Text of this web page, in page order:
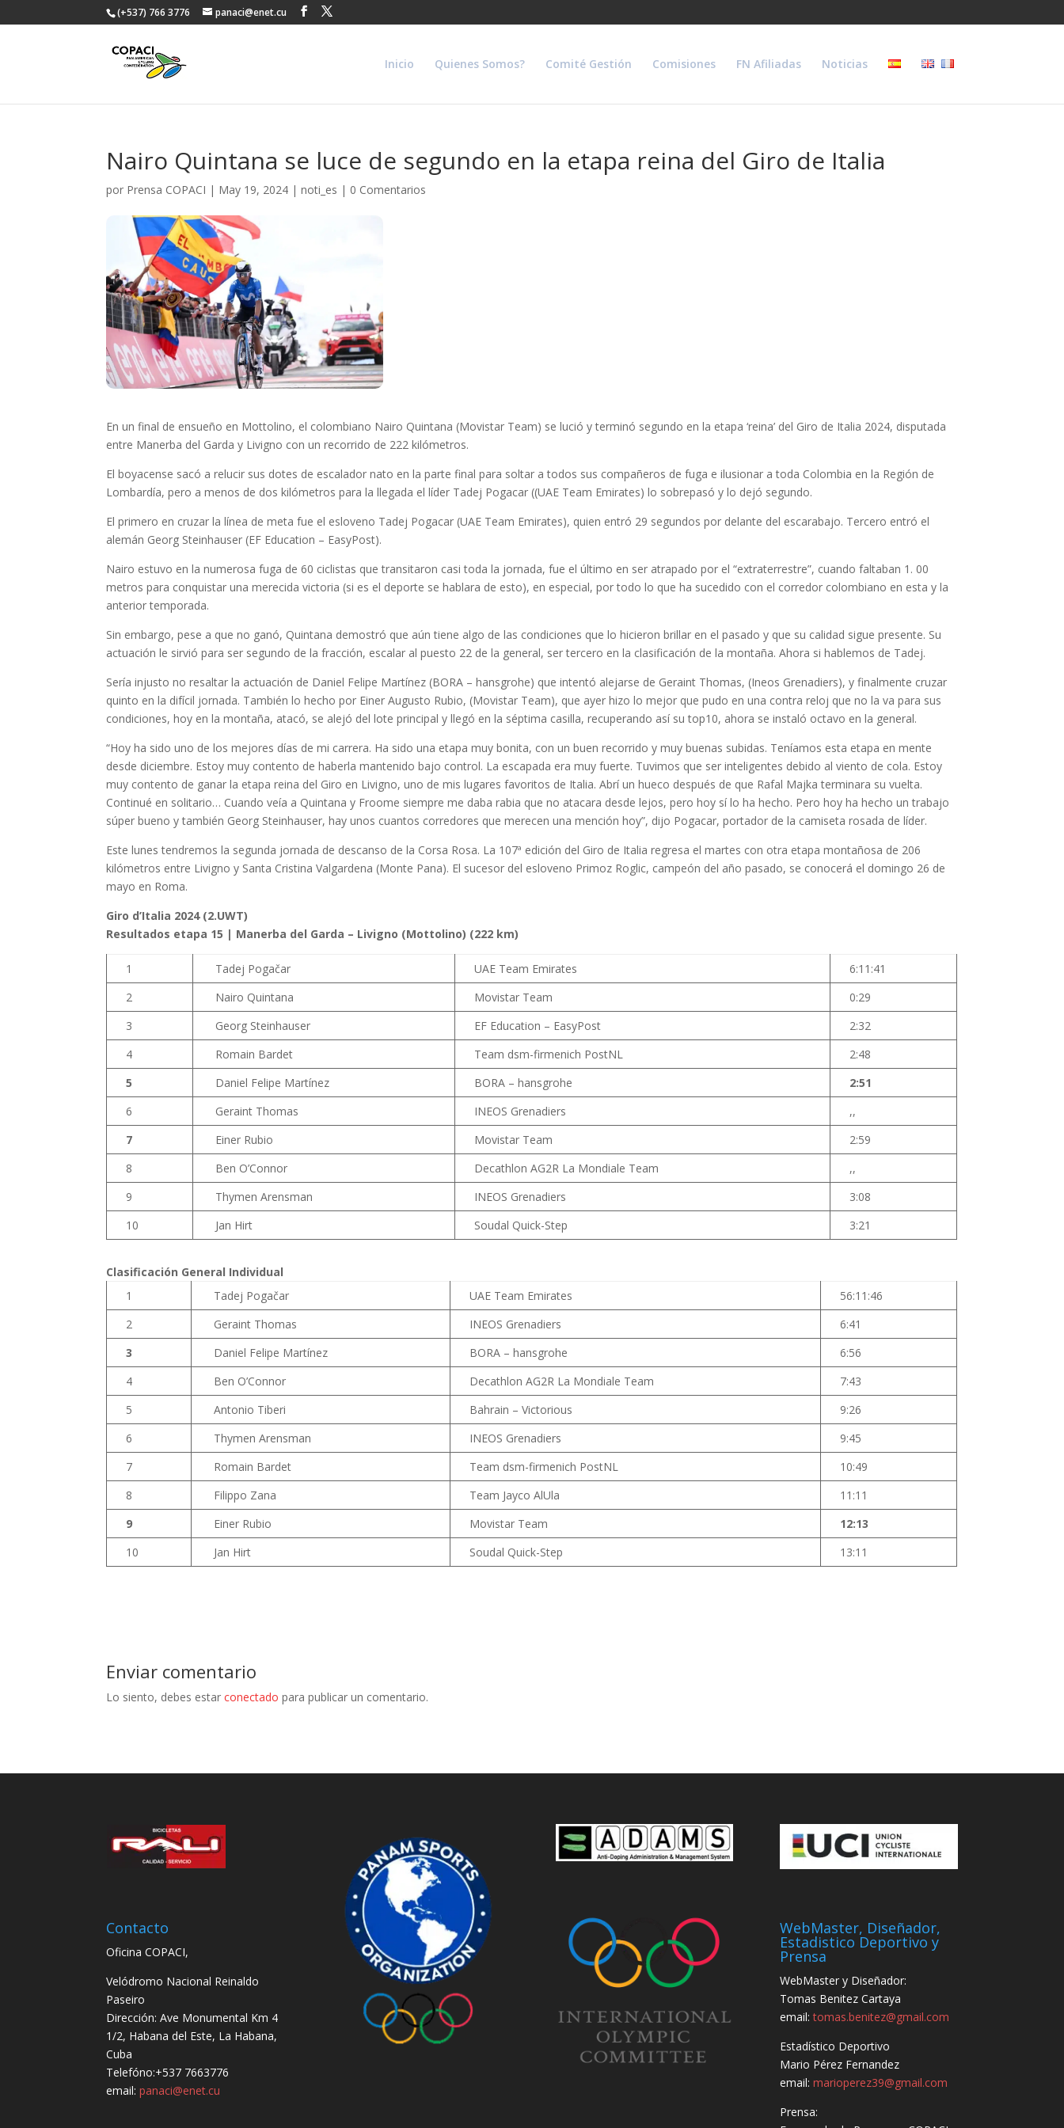
(+537) 766 3776 panaci@enet.cu
Inicio Quienes Somos? Comité Gestión Comisiones FN Afiliadas Noticias
Nairo Quintana se luce de segundo en la etapa reina del Giro de Italia
por Prensa COPACI | May 19, 2024 |noti_es | 0 Comentarios
En un final de ensueño en Mottolino, el colombiano Nairo Quintana (Movistar Team) se lució y terminó segundo en la etapa ‘reina’ del Giro de Italia 2024, disputada
entre Manerba del Garda y Livigno con un recorrido de 222 kilómetros.
El boyacense sacó a relucir sus dotes de escalador nato en la parte final para soltar a todos sus compañeros de fuga e ilusionar a toda Colombia en la Región de
Lombardía, pero a menos de dos kilómetros para la llegada el líder Tadej Pogacar ((UAE Team Emirates) lo sobrepasó y lo dejó segundo.
El primero en cruzar la línea de meta fue el esloveno Tadej Pogacar (UAE Team Emirates), quien entró 29 segundos por delante del escarabajo. Tercero entró el
alemán Georg Steinhauser (EF Education – EasyPost).
Nairo estuvo en la numerosa fuga de 60 ciclistas que transitaron casi toda la jornada, fue el último en ser atrapado por el “extraterrestre”, cuando faltaban 1. 00
metros para conquistar una merecida victoria (si es el deporte se hablara de esto), en especial, por todo lo que ha sucedido con el corredor colombiano en esta y la
anterior temporada.
Sin embargo, pese a que no ganó, Quintana demostró que aún tiene algo de las condiciones que lo hicieron brillar en el pasado y que su calidad sigue presente. Su
actuación le sirvió para ser segundo de la fracción, escalar al puesto 22 de la general, ser tercero en la clasificación de la montaña. Ahora si hablemos de Tadej.
Sería injusto no resaltar la actuación de Daniel Felipe Martínez (BORA – hansgrohe) que intentó alejarse de Geraint Thomas, (Ineos Grenadiers), y finalmente cruzar
quinto en la difícil jornada. También lo hecho por Einer Augusto Rubio, (Movistar Team), que ayer hizo lo mejor que pudo en una contra reloj que no la va para sus
condiciones, hoy en la montaña, atacó, se alejó del lote principal y llegó en la séptima casilla, recuperando así su top10, ahora se instaló octavo en la general.
“Hoy ha sido uno de los mejores días de mi carrera. Ha sido una etapa muy bonita, con un buen recorrido y muy buenas subidas. Teníamos esta etapa en mente
desde diciembre. Estoy muy contento de haberla mantenido bajo control. La escapada era muy fuerte. Tuvimos que ser inteligentes debido al viento de cola. Estoy
muy contento de ganar la etapa reina del Giro en Livigno, uno de mis lugares favoritos de Italia. Abrí un hueco después de que Rafal Majka terminara su vuelta.
Continué en solitario… Cuando veía a Quintana y Froome siempre me daba rabia que no atacara desde lejos, pero hoy sí lo ha hecho. Pero hoy ha hecho un trabajo
súper bueno y también Georg Steinhauser, hay unos cuantos corredores que merecen una mención hoy”, dijo Pogacar, portador de la camiseta rosada de líder.
Este lunes tendremos la segunda jornada de descanso de la Corsa Rosa. La 107ª edición del Giro de Italia regresa el martes con otra etapa montañosa de 206
kilómetros entre Livigno y Santa Cristina Valgardena (Monte Pana). El sucesor del esloveno Primoz Roglic, campeón del año pasado, se conocerá el domingo 26 de
mayo en Roma.
Giro d’Italia 2024 (2.UWT)
Resultados etapa 15 | Manerba del Garda – Livigno (Mottolino) (222 km)
1 Tadej Pogačar UAE Team Emirates
6:11:41
2
Nairo Quintana Movistar Team
0:29
3
Georg Steinhauser EF Education – EasyPost
2:32
4
Romain Bardet Team dsm-firmenich PostNL
2:48
5
Daniel Felipe Martínez BORA – hansgrohe
2:51
6
Geraint Thomas INEOS Grenadiers
,,
7
Einer Rubio Movistar Team
2:59
8
Ben O’Connor Decathlon AG2R La Mondiale Team
,,
9
Thymen Arensman INEOS Grenadiers
3:08
10
Jan Hirt Soudal Quick-Step 3:21
Clasificación General Individual
1
Tadej Pogačar UAE Team Emirates
56:11:46
2
Geraint Thomas INEOS Grenadiers
6:41
3
Daniel Felipe Martínez BORA – hansgrohe
6:56
4
Ben O’Connor Decathlon AG2R La Mondiale Team
7:43
5
Antonio Tiberi Bahrain – Victorious
9:26
6
Thymen Arensman INEOS Grenadiers
9:45
7
Romain Bardet Team dsm-firmenich PostNL
10:49
8
Filippo Zana Team Jayco AlUla
11:11
9
Einer Rubio Movistar Team
12:13
10
Jan Hirt Soudal Quick-Step 13:11
Enviar comentario
Lo siento, debes estarconectado para publicar un comentario.
Contacto
Oficina COPACI,
Velódromo Nacional Reinaldo
Paseiro
Dirección: Ave Monumental Km 4
1/2, Habana del Este, La Habana,
Cuba
Telefóno:+537 7663776
email:panaci@enet.cu
WebMaster, Diseñador,
Estadistico Deportivo y
Prensa
WebMaster y Diseñador:
Tomas Benitez Cartaya
email:tomas.benitez@gmail.com
Estadístico Deportivo
Mario Pérez Fernandez
email:marioperez39@gmail.com
Prensa: